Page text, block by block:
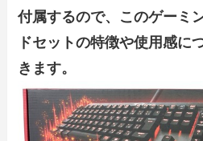
付属するので、このゲーミ
ドセットの特徴や使用感に
きます。